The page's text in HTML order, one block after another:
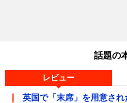
話題の
レビュー
英国で「末席」を用意され